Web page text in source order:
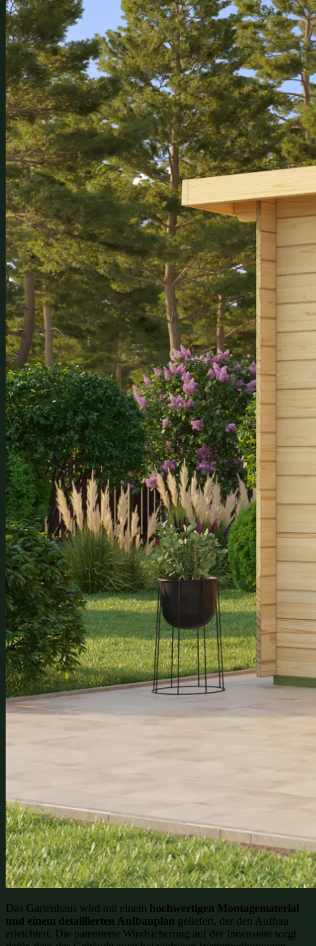
Das Gartenhaus wird mit einem hochwertigen Montagematerial
und einem detaillierten Aufbauplan geliefert, der den Aufbau
erleichtert. Die patentierte Windsicherung auf der Innenseite sorgt